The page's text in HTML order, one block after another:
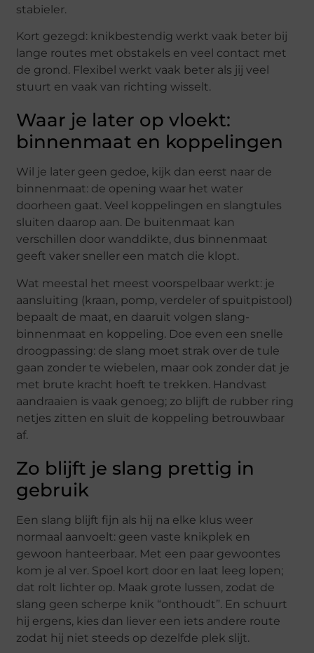
stabieler.
Kort gezegd: knikbestendig werkt vaak beter bij
lange routes met obstakels en veel contact met
de grond. Flexibel werkt vaak beter als jij veel
stuurt en vaak van richting wisselt.
Waar je later op vloekt:
binnenmaat en koppelingen
Wil je later geen gedoe, kijk dan eerst naar de
binnenmaat: de opening waar het water
doorheen gaat. Veel koppelingen en slangtules
sluiten daarop aan. De buitenmaat kan
verschillen door wanddikte, dus binnenmaat
geeft vaker sneller een match die klopt.
Wat meestal het meest voorspelbaar werkt: je
aansluiting (kraan, pomp, verdeler of spuitpistool)
bepaalt de maat, en daaruit volgen slang-
binnenmaat en koppeling. Doe even een snelle
droogpassing: de slang moet strak over de tule
gaan zonder te wiebelen, maar ook zonder dat je
met brute kracht hoeft te trekken. Handvast
aandraaien is vaak genoeg; zo blijft de rubber ring
netjes zitten en sluit de koppeling betrouwbaar
af.
Zo blijft je slang prettig in
gebruik
Een slang blijft fijn als hij na elke klus weer
normaal aanvoelt: geen vaste knikplek en
gewoon hanteerbaar. Met een paar gewoontes
kom je al ver. Spoel kort door en laat leeg lopen;
dat rolt lichter op. Maak grote lussen, zodat de
slang geen scherpe knik “onthoudt”. En schuurt
hij ergens, kies dan liever een iets andere route
zodat hij niet steeds op dezelfde plek slijt.